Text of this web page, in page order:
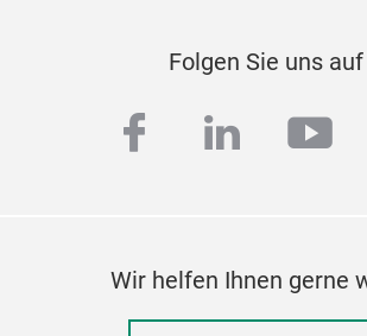
Folgen Sie uns auf
facebook
linkedin
Wir helfen Ihnen gerne